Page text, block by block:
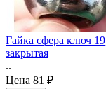
Гайка сфера ключ
закрытая
..
Цена 81 ₽